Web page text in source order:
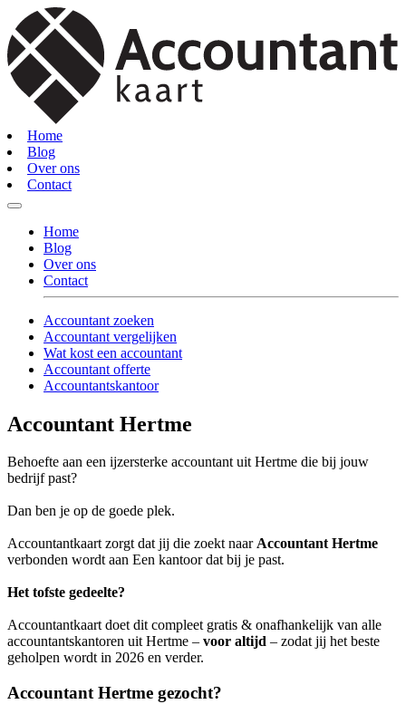
Home
Blog
Over ons
Contact
Home
Blog
Over ons
Contact
Accountant zoeken
Accountant vergelijken
Wat kost een accountant
Accountant offerte
Accountantskantoor
Accountant Hertme
Behoefte aan een ijzersterke accountant uit Hertme die bij jouw
bedrijf past?
Dan ben je op de goede plek.
Accountantkaart zorgt dat jij die zoekt naarAccountant Hertme
verbonden wordt aan Een kantoor dat bij je past.
Het tofste gedeelte?
Accountantkaart doet dit compleet gratis & onafhankelijk van alle
accountantskantoren uit Hertme – voor altijd – zodat jij het beste
geholpen wordt in 2026 en verder.
Accountant Hertme gezocht?